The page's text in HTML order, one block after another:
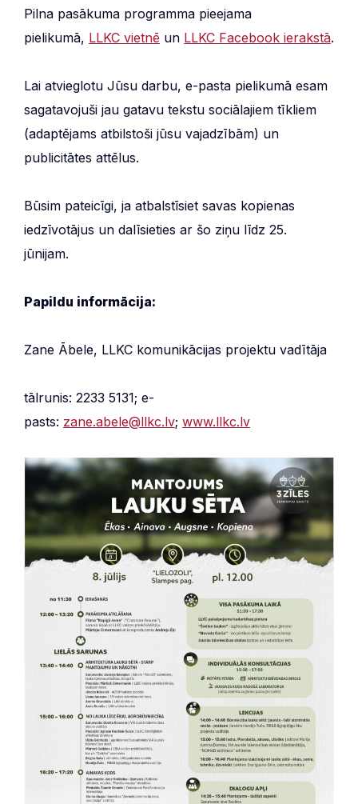
Pilna pasākuma programma pieejama
pielikumā, LLKC vietnē un LLKC Facebook ierakstā.
Lai atvieglotu Jūsu darbu, e-pasta pielikumā esam
sagatavojuši jau gatavu tekstu sociālajiem tīkliem
(adaptējams atbilstoši jūsu vajadzībām) un
publicitātes attēlus.
Būsim pateicīgi, ja atbalstīsiet savas kopienas
iedzīvotājus un dalīsieties ar šo ziņu līdz 25.
jūnijam.
Papildu informācija:
Zane Ābele, LLKC komunikācijas projektu vadītāja
tālrunis: 2233 5131; e-
pasts: zane.abele@llkc.lv; www.llkc.lv